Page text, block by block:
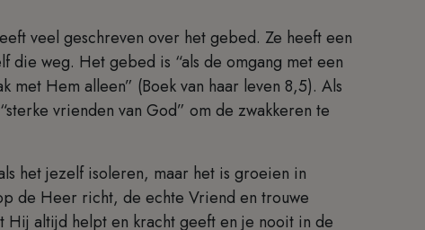
veel geschreven over het gebed. Ze heeft een
die weg. Het gebed is “als de omgang met een
Hem alleen” (Boek van haar leven 8,5). Als
vrienden van God” om de zwakkeren te
het jezelf isoleren, maar het is groeien in
de Heer richt, de echte Vriend en trouwe
Hij altijd helpt en kracht geeft en je nooit in de